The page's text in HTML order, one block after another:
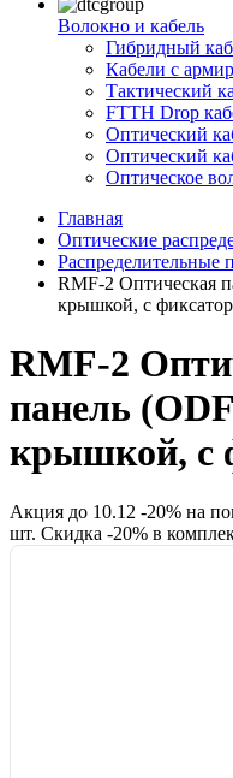
Волокно и кабель
Гибридный
Кабели с
Тактический
FTTH Drop
Оптический
Оптический
Оптическое
Главная
Оптические
Распределительные
RMF-2 Оптическая
крышкой, с
RMF-2
панель
крышкой, с
Акция до 10.12 -20% на
шт. Скидка -20% в